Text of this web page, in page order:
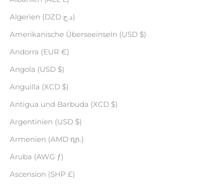
Algerien (DZD د.ج)
Amerikanische Überseeinseln (USD $)
Andorra (EUR €)
Angola (USD $)
Anguilla (XCD $)
Antigua und Barbuda (XCD $)
Argentinien (USD $)
Armenien (AMD դր.)
Aruba (AWG ƒ)
Ascension (SHP £)